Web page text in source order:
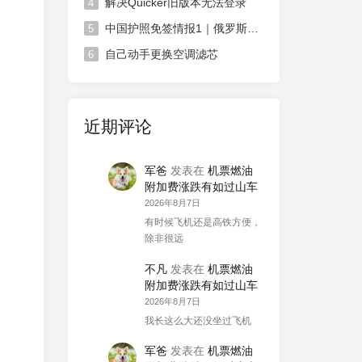
4
5 中国护照免签情报1｜俄罗斯对中国免签政策延长
6 自己动手更换空调滤芯
近期评论
军爸 发表在 机票燃油
附加费涨跌有如过山车
2026年8月7日
有时候飞机还是高铁方便，
除非很远
不凡 发表在 机票燃油
附加费涨跌有如过山车
2026年8月7日
我长这么大还没坐过飞机
军爸 发表在 机票燃油